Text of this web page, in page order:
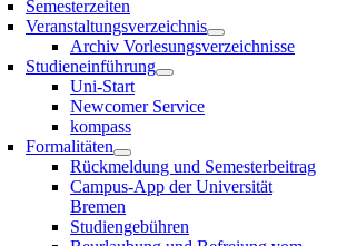
Semesterzeiten
Veranstaltungsverzeichnis
Archiv Vorlesungsverzeichnisse
Studieneinführung
Uni-Start
Newcomer Service
kompass
Formalitäten
Rückmeldung und Semesterbeitrag
Campus-App der Universität
Bremen
Studiengebühren